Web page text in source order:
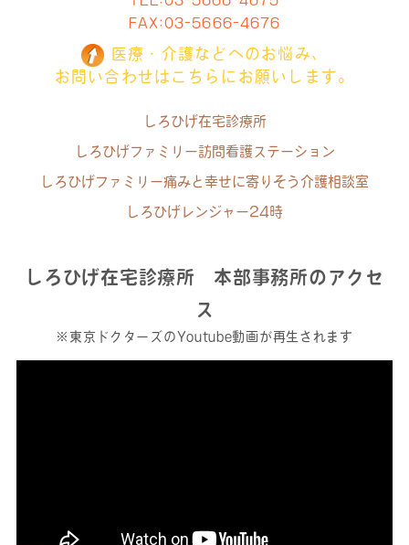
FAX:03-5666-4676
医療・介護などへのお悩み、
お問い合わせはこちらにお願いします。
しろひげ在宅診療所
しろひげファミリー訪問看護ステーション
しろひげファミリー痛みと幸せに寄りそう介護相談室
しろひげレンジャー24時
しろひげ在宅診療所 本部事務所のアクセ
ス
※東京ドクターズのYoutube動画が再生されます